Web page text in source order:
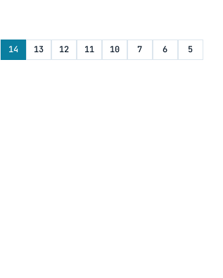
14 13 12 11 10 7 6
5